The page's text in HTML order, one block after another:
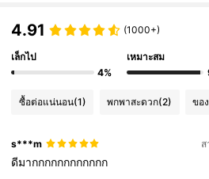
4.91 (1000+)
เล็กไป
4%
เหมาะสม
ซื้อต่อแน่นอน(1) พกพาสะดวก(2) ขอ
s***m
ดีมากกกกกกกกกกกก